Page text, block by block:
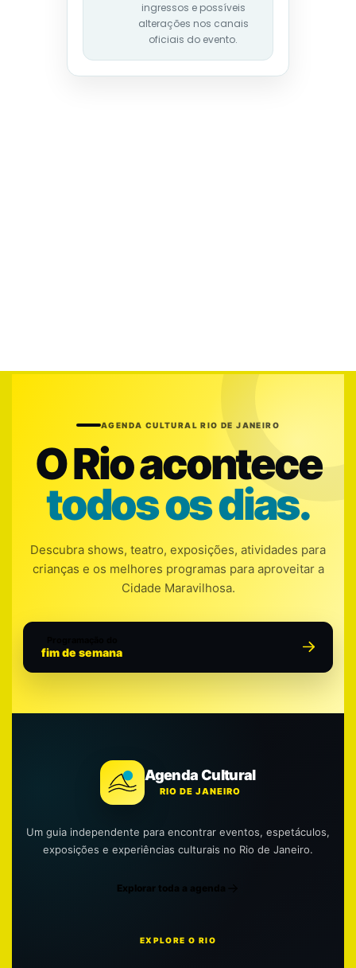
ingressos e possíveis
alterações nos canais
oficiais do evento.
AGENDA CULTURAL RIO DE JANEIRO
O Rio acontece
todos os dias.
Descubra shows, teatro, exposições, atividades para
crianças e os melhores programas para aproveitar a
Cidade Maravilhosa.
fim de semana
Agenda Cultural
RIO DE JANEIRO
Um guia independente para encontrar eventos, espetáculos,
exposições e experiências culturais no Rio de Janeiro.
Explorar toda a agenda
EXPLORE O RIO